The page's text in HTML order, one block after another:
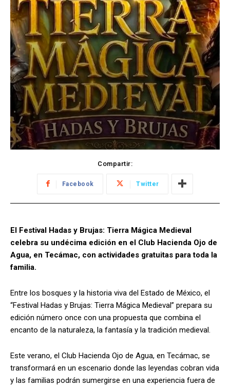
Compartir:
Facebook Twitter
El Festival Hadas y Brujas: Tierra Mágica Medieval
celebra su undécima edición en el Club Hacienda Ojo de
Agua, en Tecámac, con actividades gratuitas para toda la
familia.
Entre los bosques y la historia viva del Estado de México, el
“Festival Hadas y Brujas: Tierra Mágica Medieval” prepara su
edición número once con una propuesta que combina el
encanto de la naturaleza, la fantasía y la tradición medieval.
Este verano, el Club Hacienda Ojo de Agua, en Tecámac, se
transformará en un escenario donde las leyendas cobran vida
y las familias podrán sumergirse en una experiencia fuera de